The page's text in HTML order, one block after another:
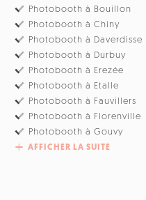
Photobooth à Bouillon
Photobooth à Chiny
Photobooth à Daverdisse
Photobooth à Durbuy
Photobooth à Erezée
Photobooth à Etalle
Photobooth à Fauvillers
Photobooth à Florenville
Photobooth à Gouvy
AFFICHER LA SUITE